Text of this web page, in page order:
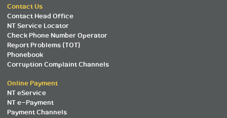
Contact Us
Contact Head Office
NT Service Locator
Check Phone Number Operator
Report Problems (TOT)
Phonebook
Corruption Complaint Channels
Online Payment
NT eService
NT e-Payment
Payment Channels